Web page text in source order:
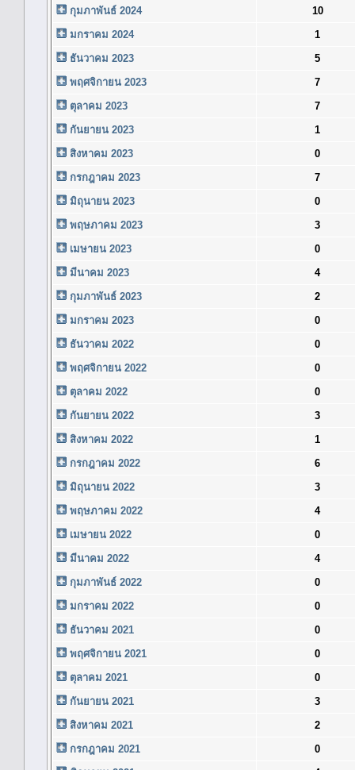
กุมภาพันธ์ 2024
10
มกราคม 2024
1
ธันวาคม 2023
5
พฤศจิกายน 2023
7
ตุลาคม 2023
7
กันยายน 2023
1
สิงหาคม 2023
0
กรกฎาคม 2023
7
มิถุนายน 2023
0
พฤษภาคม 2023
3
เมษายน 2023
0
มีนาคม 2023
4
กุมภาพันธ์ 2023
2
มกราคม 2023
0
ธันวาคม 2022
0
พฤศจิกายน 2022
0
ตุลาคม 2022
0
กันยายน 2022
3
สิงหาคม 2022
1
กรกฎาคม 2022
6
มิถุนายน 2022
3
พฤษภาคม 2022
4
เมษายน 2022
0
มีนาคม 2022
4
กุมภาพันธ์ 2022
0
มกราคม 2022
0
ธันวาคม 2021
0
พฤศจิกายน 2021
0
ตุลาคม 2021
0
กันยายน 2021
3
สิงหาคม 2021
2
กรกฎาคม 2021
0